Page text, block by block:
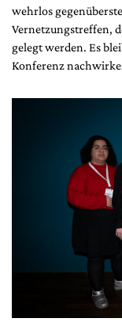
wehrlos
Vernetzungstreffen,
gelegt werden. Es
Konferenz